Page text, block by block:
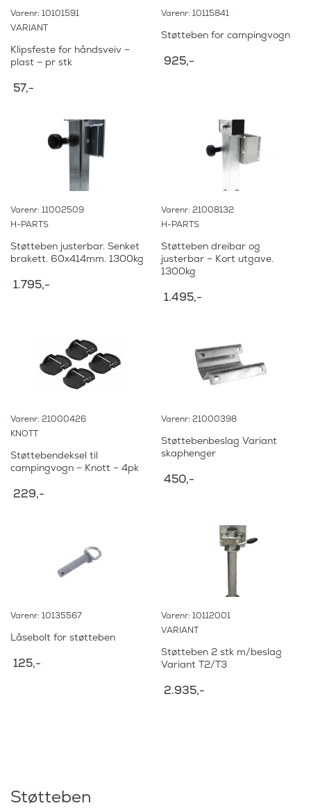
Varenr: 10101591
VARIANT
Klipsfeste for håndsveiv –
plast – pr stk
57,-
Varenr: 10115841
Støtteben for campingvogn
925,-
Varenr: 11002509
H-PARTS
Støtteben justerbar. Senket
brakett. 60x414mm. 1300kg
1.795,-
Varenr: 21008132
H-PARTS
Støtteben dreibar og
justerbar – Kort utgave.
1300kg
1.495,-
Varenr: 21000426
KNOTT
Støttebendeksel til
campingvogn – Knott – 4pk
229,-
Varenr: 21000398
Støttebenbeslag Variant
skaphenger
450,-
Varenr: 10135567
Låsebolt for støtteben
125,-
Varenr: 10112001
VARIANT
Støtteben 2 stk m/beslag
Variant T2/T3
2.935,-
Støtteben